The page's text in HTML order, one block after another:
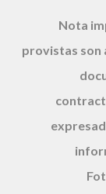
Nota
provistas son